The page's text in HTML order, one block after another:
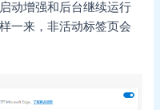
动增强和后台继续运行
一来，非活动标签页会